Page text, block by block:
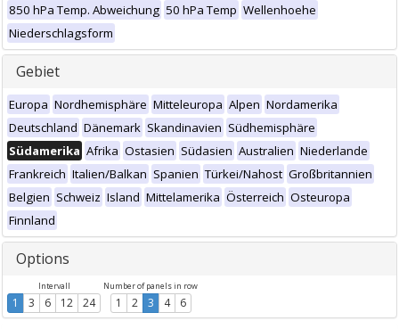
850 hPa Temp. Abweichung 50 hPa Temp Wellenhoehe
Niederschlagsform
Gebiet
Europa Nordhemisphäre Mitteleuropa Alpen Nordamerika
Deutschland Dänemark Skandinavien Südhemisphäre
Südamerika Afrika Ostasien Südasien Australien Niederlande
Frankreich Italien/Balkan Spanien Türkei/Nahost Großbritannien
Belgien Schweiz Island Mittelamerika Österreich Osteuropa
Finnland
Options
Intervall
1 3 6 12 24
Number of panels in row
1 2 3 4 6